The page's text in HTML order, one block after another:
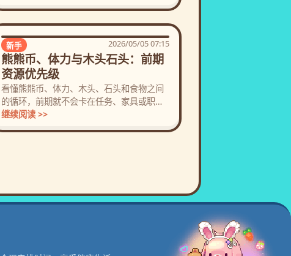
新手 2026/05/05 07:15
熊熊币、体力与木头石头：前期
资源优先级
看懂熊熊币、体力、木头、石头和食物之间
的循环，前期就不会卡在任务、家具或职业
制作上。
继续阅读 >>